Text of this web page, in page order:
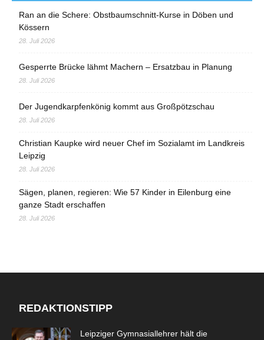
Ran an die Schere: Obstbaumschnitt-Kurse in Döben und
Kössern
28. Juli 2026
Gesperrte Brücke lähmt Machern – Ersatzbau in Planung
28. Juli 2026
Der Jugendkarpfenkönig kommt aus Großpötzschau
28. Juli 2026
Christian Kaupke wird neuer Chef im Sozialamt im Landkreis
Leipzig
28. Juli 2026
Sägen, planen, regieren: Wie 57 Kinder in Eilenburg eine
ganze Stadt erschaffen
28. Juli 2026
REDAKTIONSTIPP
Leipziger Gymnasiallehrer hält die